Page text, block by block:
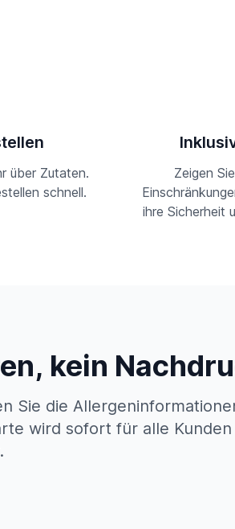
über Zutaten.
schnell.
Zeigen
ihre Sicherheit
kein
Sie die
wird sofort für alle Kunden